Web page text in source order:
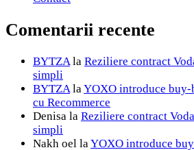
Comentarii recente
BYTZAla Reziliere contract
simpli
BYTZAlaYOXO introduce
cu Recommerce
Denisa la Reziliere contract
simpli
Nakh oel laYOXO introduce